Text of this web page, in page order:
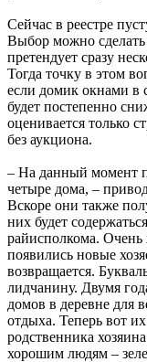
Сейчас в реестре
Выбор можно
претендует сразу
Тогда точку в этом
если домик окнами в
будет постепенно
оценивается только
без аукциона.
– На данный момент
четыре дома, –
Вскоре они также
них будет
райисполкома. Очень
появились новые
возвращается.
лидчанину. Двумя
домов в деревне для
отдыха. Теперь вот
родственника
хорошим людям –